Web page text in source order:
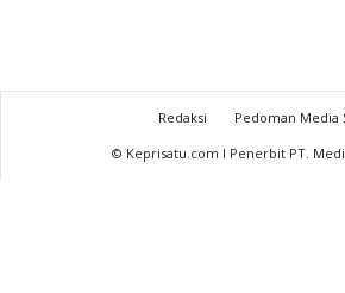
Redaksi
Pedoman Media
© Keprisatu.com I Penerbit PT.